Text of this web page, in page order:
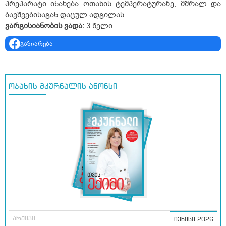
პრეპარატი ინახება ოთახის ტემპერატურაზე, მშრალ და
ბავშვებისაგან დაცულ ადგილას.
ვარგისიანობისვადა: 3 წელი.
გაზიარება
ოჯახის მკურნალის ანონსი
არქივი ივნისი 2026